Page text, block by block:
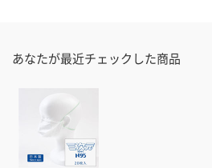
あなたが最近チェックした商品